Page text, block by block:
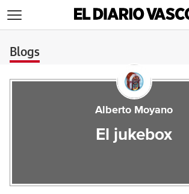
Blogs
Alberto Moyano
El jukebox